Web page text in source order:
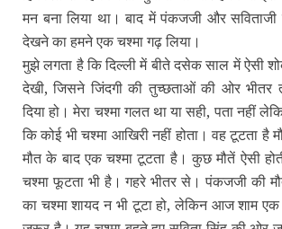
मन बना लिया था। बाद में पंकजजी और
देखने का हमने एक चश्‍मा गढ़ लिया।
मुझे लगता है कि दिल्‍ली में बीते दसेक साल में ऐसी
देखी, जिसने जिंदगी की तुच्‍छताओं की ओर भीतर
दिया हो। मेरा चश्‍मा गलत था या सही, पता नहीं
कि कोई भी चश्‍मा आखिरी नहीं होता। वह टूटता है
मौत के बाद एक चश्‍मा टूटता है। कुछ मौतें ऐसी
चश्‍मा फूटता भी है। गहरे भीतर से। पंकजजी की
का चश्‍मा शायद न भी टूटा हो, लेकिन आज शाम